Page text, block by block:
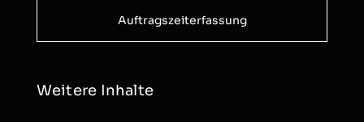
Auftragszeiterfassung
Weitere Inhalte